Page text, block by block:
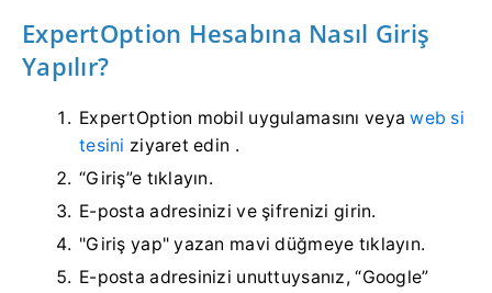
ExpertOption Hesabına Nasıl Giriş
Yapılır?
ExpertOption mobil uygulamasını veyaweb si
tesini ziyaret edin .
“Giriş”e tıklayın.
E-posta adresinizi ve şifrenizi girin.
"Giriş yap" yazan mavi düğmeye tıklayın.
E-posta adresinizi unuttuysanız, “Google”